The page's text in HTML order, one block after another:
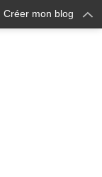
Créer mon blog